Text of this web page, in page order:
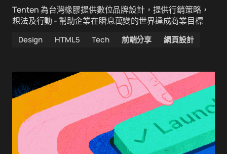
Tenten 為台灣橡膠提供數位品牌設計，提供行銷策略，
想法及行動 - 幫助企業在瞬息萬變的世界達成商業目標
Design HTML5 Tech 前端分享 網頁設計